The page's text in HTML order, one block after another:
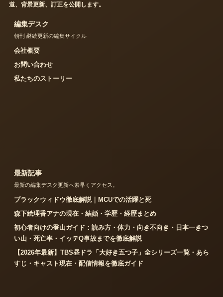
道、背景更新、訂正を公開します。
編集デスク
朝刊 継続更新の編集サイクル
会社概要
お問い合わせ
私たちのストーリー
最新記事
最新の編集デスク更新へ素早くアクセス。
ブラックウィドウ徹底解説｜MCUでの活躍と死
森下絵理香アナの現在・結婚・学歴・経歴まとめ
初心者向けの登山ガイド：読み方・体力・向き不向き・日本一きつ
い山・死亡率・イッテQ事故までを徹底解説
【2026年最新】TBS昼ドラ「大好き五つ子」全シリーズ一覧・あら
すじ・キャスト現在・配信情報を徹底ガイド